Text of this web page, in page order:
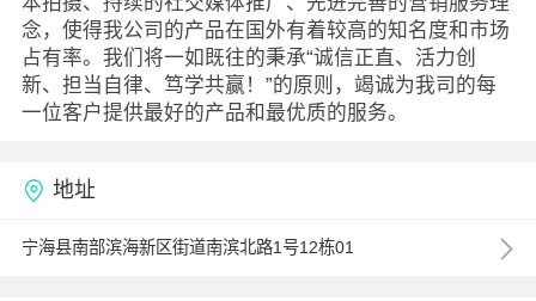
念，使得我公司的产品在国外有着较高的知名度和市场
占有率。我们将一如既往的秉承“诚信正直、活力创
新、担当自律、笃学共赢！”的原则，竭诚为我司的每
一位客户提供最好的产品和最优质的服务。
地址
宁海县南部滨海新区街道南滨北路1号12栋01